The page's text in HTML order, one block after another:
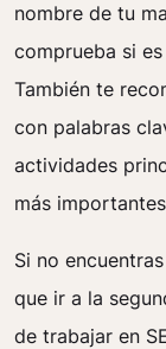
nombre de tu
comprueba si
También te
con palabras
actividades
más
Si no
que ir a la
de trabajar en